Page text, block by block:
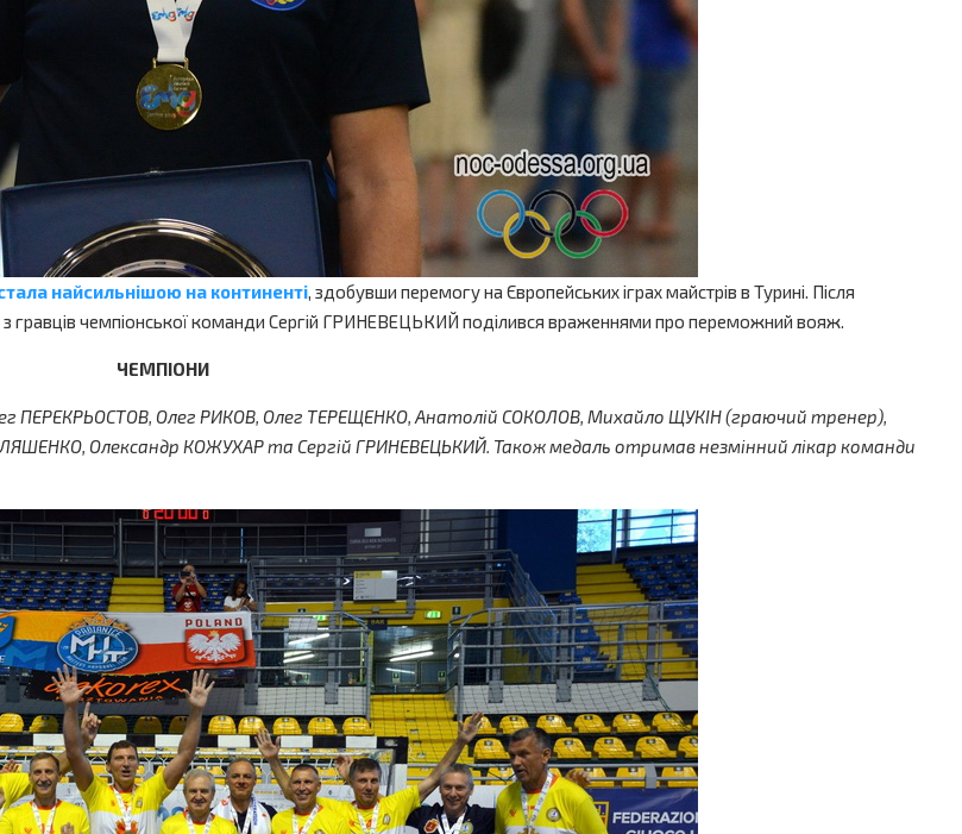
найсильнішою на континенті, здобувши перемогу на Європейських іграх майстрів в Турині. Після
з гравців чемпіонської команди Сергій ГРИНЕВЕЦЬКИЙ поділився враженнями про переможний вояж.
ЧЕМПІОНИ
ПЕРЕКРЬОСТОВ, Олег РИКОВ, Олег ТЕРЕЩЕНКО, Анатолій СОКОЛОВ, Михайло ЩУКІН (граючий тренер),
Олександр КОЖУХАР та Сергій ГРИНЕВЕЦЬКИЙ. Також медаль отримав незмінний лікар команди